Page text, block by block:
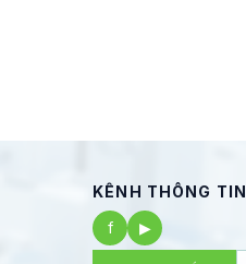
KÊNH THÔNG TIN
f
▶